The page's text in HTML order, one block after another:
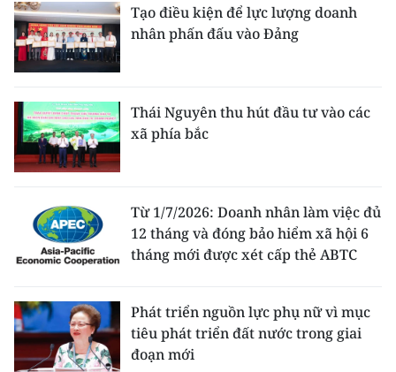
DU LỊCH
THẾ GIỚI
GIÁO DỤC
KHOA HỌC - CÔNG NGHỆ
MÔI TRƯỜNG
BẠN ĐỌC
KIỂM CHỨNG THÔNG TIN
Tạo điều kiện để lực lượng doanh
nhân phấn đấu vào Đảng
Thái Nguyên thu hút đầu tư vào các
xã phía bắc
Từ 1/7/2026: Doanh nhân làm việc đủ
12 tháng và đóng bảo hiểm xã hội 6
tháng mới được xét cấp thẻ ABTC
Phát triển nguồn lực phụ nữ vì mục
tiêu phát triển đất nước trong giai
đoạn mới